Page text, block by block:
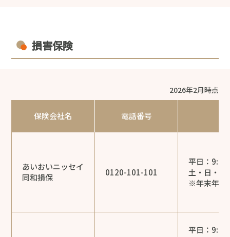
損害保険
2026年2月時点
保険会社名 電話番号
あいおいニッセイ
同和損保
0120-101-101
平日：
土・日・
※年末年始
平日：